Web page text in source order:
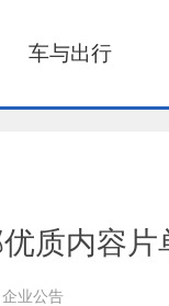
车与出行
质内容片
业公告